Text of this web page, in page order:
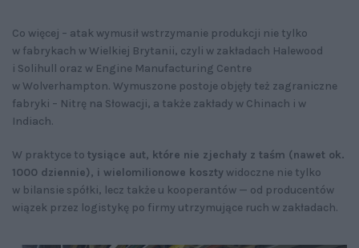
Co więcej – atak wymusił wstrzymanie produkcji nie tylko
w fabrykach w Wielkiej Brytanii, czyli w zakładach Halewood
i Solihull oraz w Engine Manufacturing Centre
w Wolverhampton. Wymuszone postoje objęły też zagraniczne
fabryki – Nitrę na Słowacji, a także zakłady w Chinach i w
Indiach.
W praktyce to tysiące aut, które nie zjechały z taśm (nawet ok.
1000 dziennie), i wielomilionowe koszty widoczne nie tylko
w bilansie spółki, lecz także u kooperantów — od producentów
wiązek przez logistykę po firmy utrzymujące ruch w zakładach.